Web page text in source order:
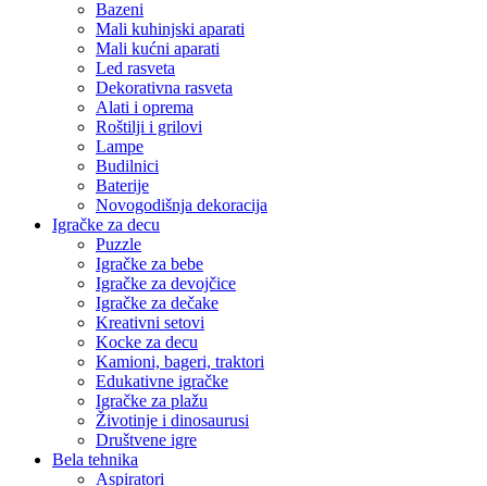
Bazeni
Mali kuhinjski aparati
Mali kućni aparati
Led rasveta
Dekorativna rasveta
Alati i oprema
Roštilji i grilovi
Lampe
Budilnici
Baterije
Novogodišnja dekoracija
Igračke za decu
Puzzle
Igračke za bebe
Igračke za devojčice
Igračke za dečake
Kreativni setovi
Kocke za decu
Kamioni, bageri, traktori
Edukativne igračke
Igračke za plažu
Životinje i dinosaurusi
Društvene igre
Bela tehnika
Aspiratori